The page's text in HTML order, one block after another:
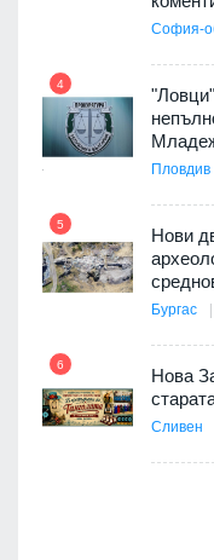
София-
4
Пловдив
5
Нови
Бургас
6
Нова
Сливен